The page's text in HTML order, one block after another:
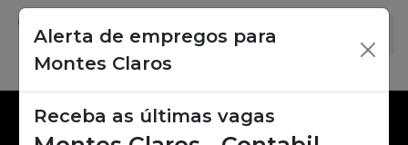
Alerta de empregos para
Montes Claros
×
Receba as últimas vagas